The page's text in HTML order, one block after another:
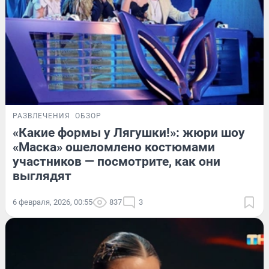
РАЗВЛЕЧЕНИЯ ОБЗОР
«Какие формы у Лягушки!»: жюри шоу
«Маска» ошеломлено костюмами
участников — посмотрите, как они
выглядят
6 февраля, 2026, 00:55 837 3